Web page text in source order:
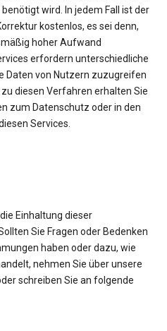
wird. In jedem Fall ist der
kostenlos, es sei denn,
hoher Aufwand
erfordern unterschiedliche
Daten von Nutzern zuzugreifen
diesen Verfahren erhalten Sie
zum Datenschutz oder in den
Services.
Einhaltung dieser
Sie Fragen oder Bedenken
haben oder dazu, wie
nehmen Sie über unsere
schreiben Sie an folgende